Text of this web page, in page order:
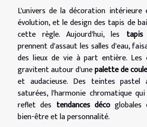
L'univers de la décoration intérieure
évolution, et le design des tapis de
cette règle. Aujourd'hui, les
prennent d'assaut les salles d'eau,
des lieux de vie à part entière. Les
gravitent autour d'unepalette de
et audacieuse. Des teintes pastel
saturées, l'harmonie chromatique
reflet des tendances décoglobales
bien-être et la personnalité.